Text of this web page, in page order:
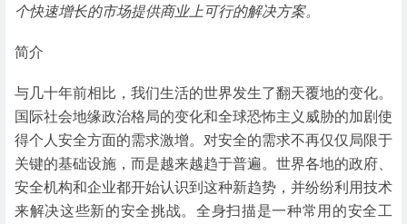
个快速增长的市场提供商业上可行的解决方案。
简介
与几十年前相比，我们生活的世界发生了翻天覆地的变化。
国际社会地缘政治格局的变化和全球恐怖主义威胁的加剧使
得个人安全方面的需求激增。对安全的需求不再仅仅局限于
关键的基础设施，而是越来越趋于普遍。世界各地的政府、
安全机构和企业都开始认识到这种新趋势，并纷纷利用技术
来解决这些新的安全挑战。全身扫描是一种常用的安全工